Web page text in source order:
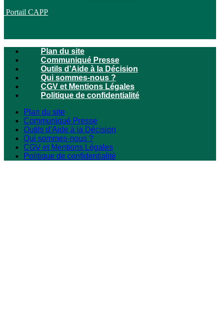
Portail CAPP
Plan du site
Communiqué Presse
Outils d’Aide à la Décision
Qui sommes-nous ?
CGV et Mentions Légales
Politique de confidentialité
Plan du site
Communiqué Presse
Outils d’Aide à la Décision
Qui sommes-nous ?
CGV et Mentions Légales
Politique de confidentialité